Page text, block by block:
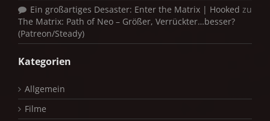
Ein großartiges Desaster: Enter the Matrix | Hooked zu
The Matrix: Path of Neo – Größer, Verrückter…besser?
(Patreon/Steady)
Kategorien
Allgemein
Filme